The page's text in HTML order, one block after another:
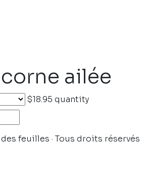
ailée
$18.95 quantity
des feuilles · Tous droits réservés